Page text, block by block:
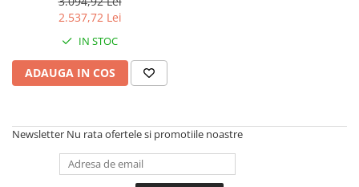
2.537,72 Lei
IN STOC
ADAUGA IN COS
Newsletter Nu rata ofertele si promotiile noastre